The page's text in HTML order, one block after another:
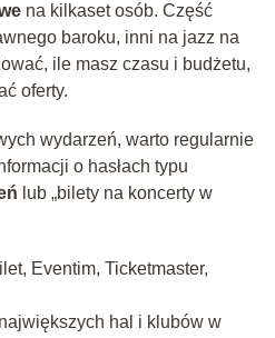
na kilkaset osób. Część
baroku, inni na jazz na
ile masz czasu i budżetu,
oferty.
wydarzeń, warto regularnie
o hasłach typu
lub „bilety na koncerty w
Eventim, Ticketmaster,
hal i klubów w